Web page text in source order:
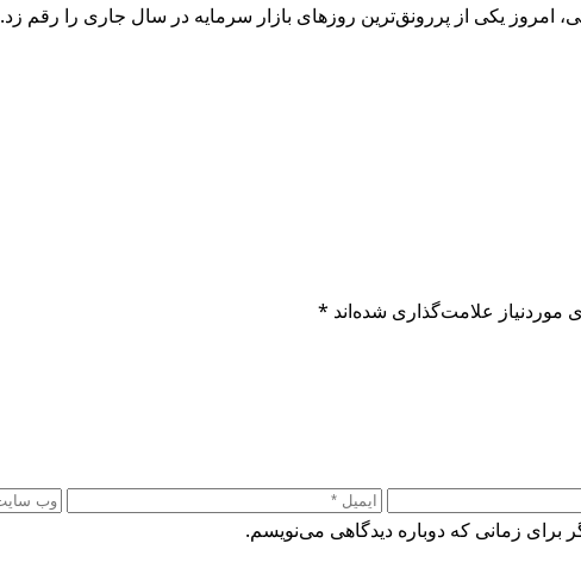
امروز یکی از پررونق‌ترین روزهای بازار سرمایه در سال جاری را رقم زد.
علامت‌گذاری شده‌اند *
برای زمانی که دوباره دیدگاهی می‌نویسم.